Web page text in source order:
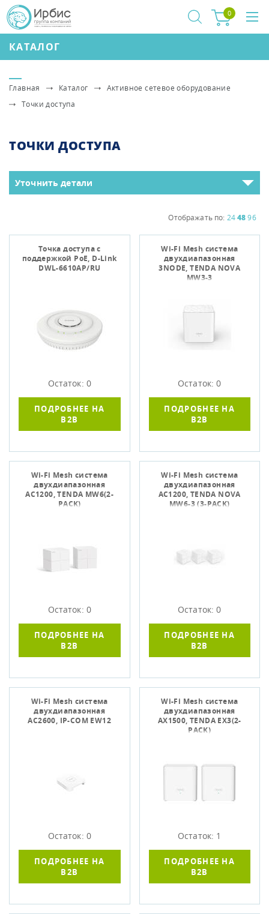
КАТАЛОГ
0
Главная Каталог
Активное сетевое оборудование
Точки доступа
Уточнить детали
ТОЧКИ ДОСТУПА
Отображать по: 2448 96
Точка доступа с
поддержкой PoE, D-Link
DWL-6610AP/RU
Остаток: 0
ПОДРОБНЕЕ НА
B2B
Wi-Fi Mesh система
двухдиапазонная
3NODE, TENDA NOVA
MW3-3
Остаток: 0
ПОДРОБНЕЕ НА
B2B
Wi-Fi Mesh система
двухдиапазонная
AC1200, TENDA MW6(2-
PACK)
Остаток: 0
ПОДРОБНЕЕ НА
B2B
Wi-Fi Mesh система
двухдиапазонная
AC1200, TENDA NOVA
MW6-3 (3-PACK)
Остаток: 0
ПОДРОБНЕЕ НА
B2B
Wi-Fi Mesh система
двухдиапазонная
AC2600, IP-COM EW12
Остаток: 0
ПОДРОБНЕЕ НА
B2B
Wi-Fi Mesh система
двухдиапазонная
AX1500, TENDA EX3(2-
PACK)
Остаток: 1
ПОДРОБНЕЕ НА
B2B